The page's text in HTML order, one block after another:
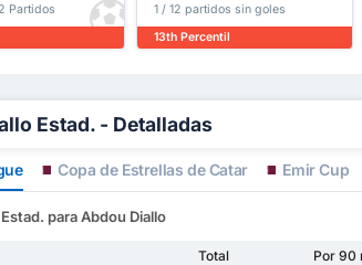
Partidos
1 / 12 partidos sin goles
13th Percentil
Estad. - Detalladas
Copa de Estrellas de Catar Emir Cup
para Abdou Diallo
Total Por 90